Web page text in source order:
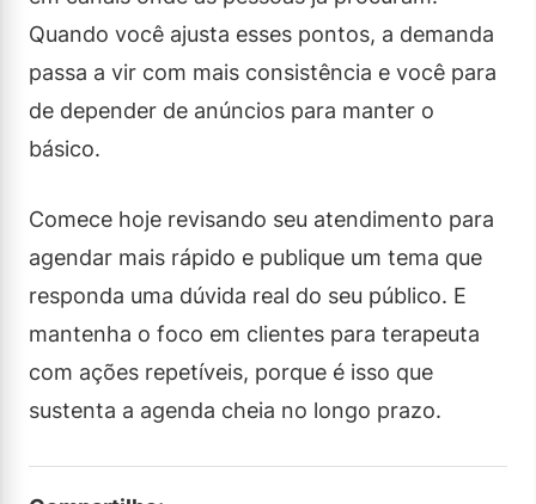
Quando você ajusta esses pontos, a demanda
passa a vir com mais consistência e você para
de depender de anúncios para manter o
básico.
Comece hoje revisando seu atendimento para
agendar mais rápido e publique um tema que
responda uma dúvida real do seu público. E
mantenha o foco em clientes para terapeuta
com ações repetíveis, porque é isso que
sustenta a agenda cheia no longo prazo.